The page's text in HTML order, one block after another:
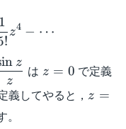
z}{z} = 1 -
!
1
z4 − ⋯
z
z
は z = 0 で定義
義してやると， z=0
z =